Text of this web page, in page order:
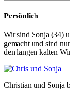
Persönlich
Wir sind Sonja (34)
gemacht und sind
den langen kalten
Christian und Sonja